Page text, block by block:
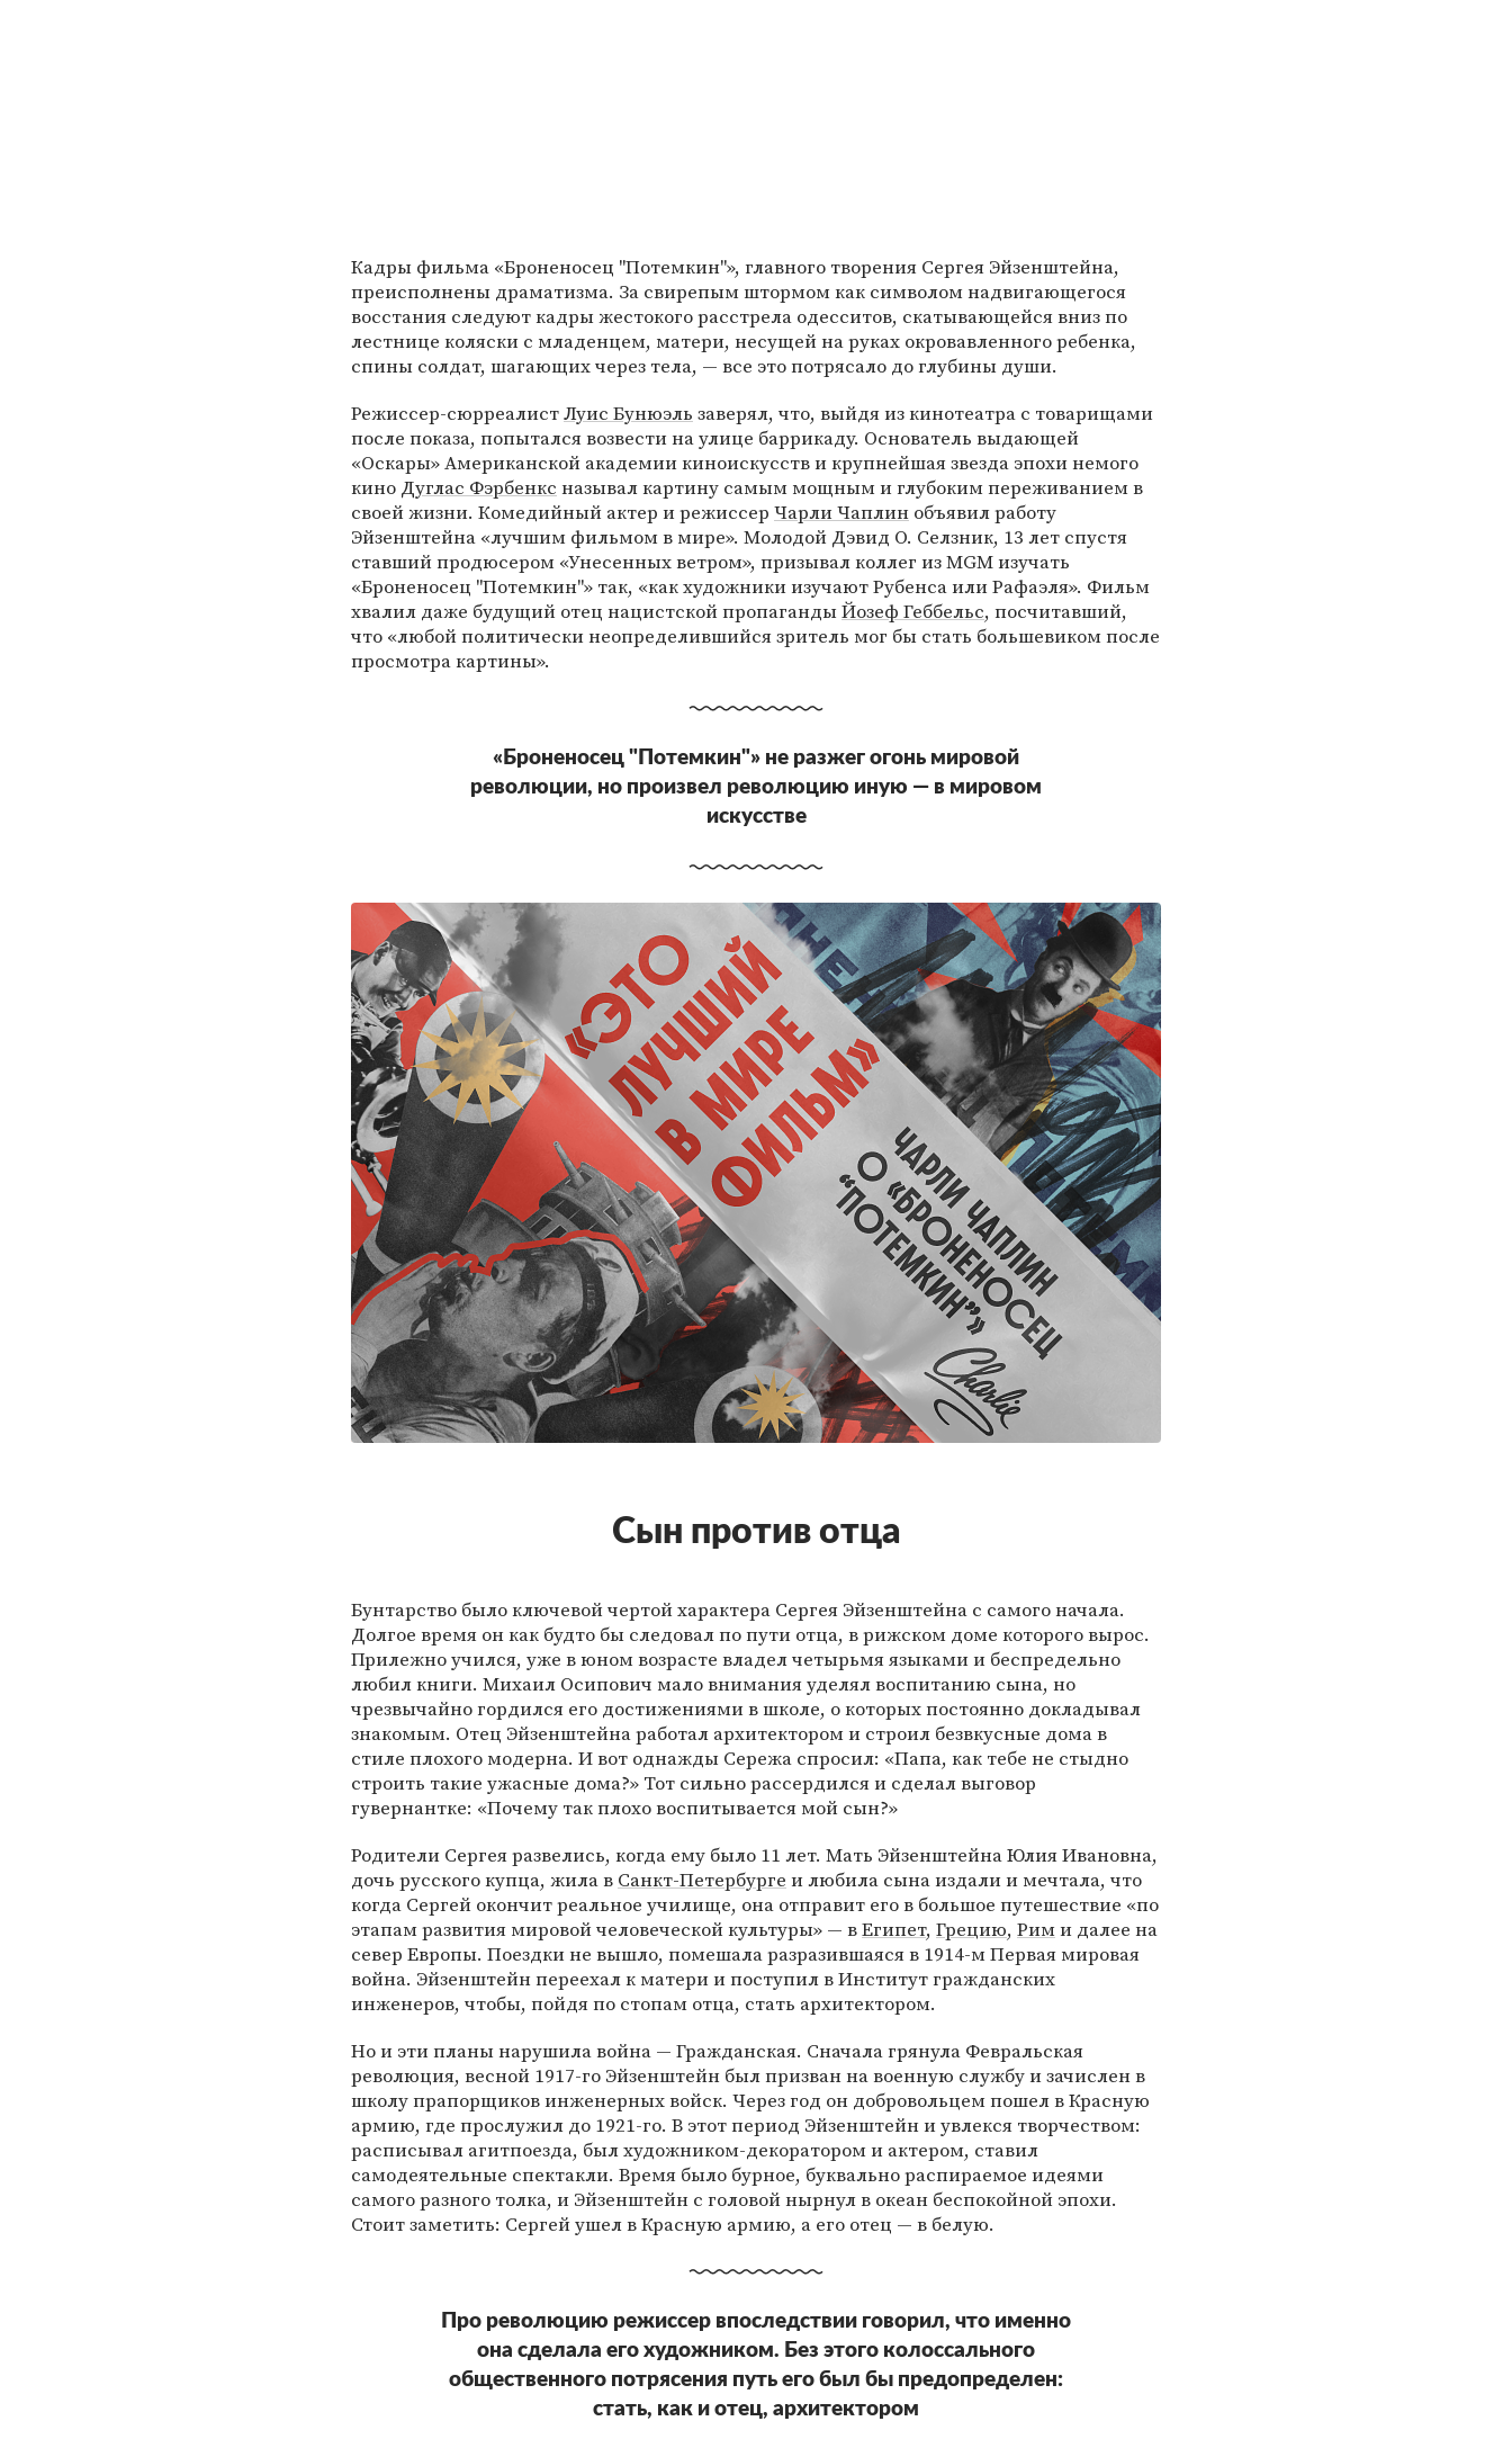
Кадры фильма «Броненосец "Потемкин"», главного творения Сергея Эйзенштейна,
преисполнены драматизма. За свирепым штормом как символом надвигающегося
восстания следуют кадры жестокого расстрела одесситов, скатывающейся вниз по
лестнице коляски с младенцем, матери, несущей на руках окровавленного ребенка,
спины солдат, шагающих через тела, — все это потрясало до глубины души.
Режиссер-сюрреалистЛуис Бунюэль заверял, что, выйдя из кинотеатра с товарищами
после показа, попытался возвести на улице баррикаду. Основатель выдающей
«Оскары» Американской академии киноискусств и крупнейшая звезда эпохи немого
кино Дуглас Фэрбенкс называл картину самым мощным и глубоким переживанием в
своей жизни. Комедийный актер и режиссер Чарли Чаплин объявил работу
Эйзенштейна «лучшим фильмом в мире». Молодой Дэвид О. Селзник, 13 лет спустя
ставший продюсером «Унесенных ветром», призывал коллег из MGM изучать
«Броненосец "Потемкин"» так, «как художники изучают Рубенса или Рафаэля». Фильм
хвалил даже будущий отец нацистской пропагандыЙозеф Геббельс, посчитавший,
что «любой политически неопределившийся зритель мог бы стать большевиком после
просмотра картины».
«Броненосец "Потемкин"» не разжег огонь мировой
революции, но произвел революцию иную — в мировом
искусстве
Сын против отца
Бунтарство было ключевой чертой характера Сергея Эйзенштейна с самого начала.
Долгое время он как будто бы следовал по пути отца, в рижском доме которого вырос.
Прилежно учился, уже в юном возрасте владел четырьмя языками и беспредельно
любил книги. Михаил Осипович мало внимания уделял воспитанию сына, но
чрезвычайно гордился его достижениями в школе, о которых постоянно докладывал
знакомым. Отец Эйзенштейна работал архитектором и строил безвкусные дома в
стиле плохого модерна. И вот однажды Сережа спросил: «Папа, как тебе не стыдно
строить такие ужасные дома?» Тот сильно рассердился и сделал выговор
гувернантке: «Почему так плохо воспитывается мой сын?»
Родители Сергея развелись, когда ему было 11 лет. Мать Эйзенштейна Юлия Ивановна,
дочь русского купца, жила в Санкт-Петербурге и любила сына издали и мечтала, что
когда Сергей окончит реальное училище, она отправит его в большое путешествие «по
этапам развития мировой человеческой культуры» — вЕгипет, Грецию, Рими далее на
север Европы. Поездки не вышло, помешала разразившаяся в 1914-м Первая мировая
война. Эйзенштейн переехал к матери и поступил в Институт гражданских
инженеров, чтобы, пойдя по стопам отца, стать архитектором.
Но и эти планы нарушила война — Гражданская. Сначала грянула Февральская
революция, весной 1917-го Эйзенштейн был призван на военную службу и зачислен в
школу прапорщиков инженерных войск. Через год он добровольцем пошел в Красную
армию, где прослужил до 1921-го. В этот период Эйзенштейн и увлекся творчеством:
расписывал агитпоезда, был художником-декоратором и актером, ставил
самодеятельные спектакли. Время было бурное, буквально распираемое идеями
самого разного толка, и Эйзенштейн с головой нырнул в океан беспокойной эпохи.
Стоит заметить: Сергей ушел в Красную армию, а его отец — в белую.
Про революцию режиссер впоследствии говорил, что именно
она сделала его художником. Без этого колоссального
общественного потрясения путь его был бы предопределен:
стать, как и отец, архитектором